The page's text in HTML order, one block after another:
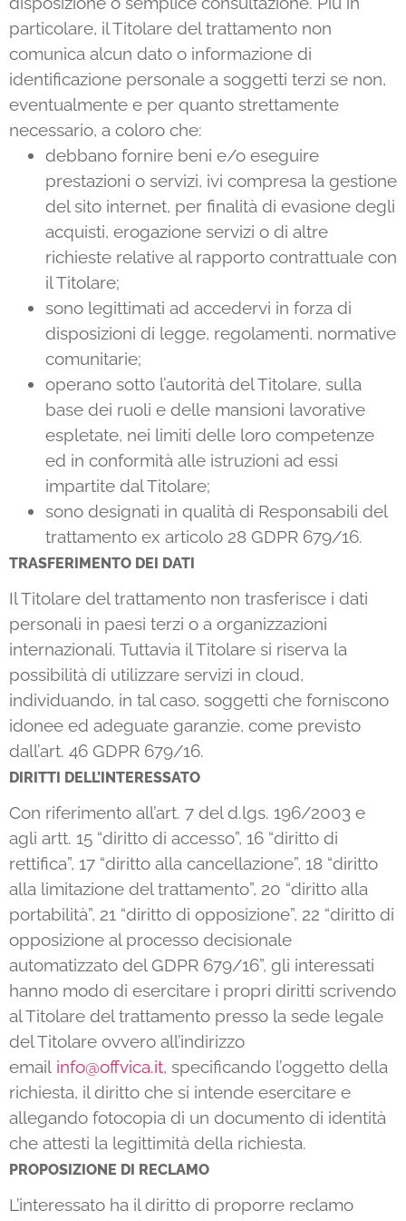
particolare, il Titolare del trattamento non
comunica alcun dato o informazione di
identificazione personale a soggetti terzi se non,
eventualmente e per quanto strettamente
necessario, a coloro che:
debbano fornire beni e/o eseguire
prestazioni o servizi, ivi compresa la gestione
del sito internet, per finalità di evasione degli
acquisti, erogazione servizi o di altre
richieste relative al rapporto contrattuale con
il Titolare;
sono legittimati ad accedervi in forza di
disposizioni di legge, regolamenti, normative
comunitarie;
operano sotto l’autorità del Titolare, sulla
base dei ruoli e delle mansioni lavorative
espletate, nei limiti delle loro competenze
ed in conformità alle istruzioni ad essi
impartite dal Titolare;
sono designati in qualità di Responsabili del
trattamento ex articolo 28 GDPR 679/16.
TRASFERIMENTO DEI DATI
Il Titolare del trattamento non trasferisce i dati
personali in paesi terzi o a organizzazioni
internazionali. Tuttavia il Titolare si riserva la
possibilità di utilizzare servizi in cloud,
individuando, in tal caso, soggetti che forniscono
idonee ed adeguate garanzie, come previsto
dall’art. 46 GDPR 679/16.
DIRITTI DELL’INTERESSATO
Con riferimento all’art. 7 del d.lgs. 196/2003 e
agli artt. 15 “diritto di accesso”, 16 “diritto di
rettifica”, 17 “diritto alla cancellazione”, 18 “diritto
alla limitazione del trattamento”, 20 “diritto alla
portabilità”, 21 “diritto di opposizione”, 22 “diritto di
opposizione al processo decisionale
automatizzato del GDPR 679/16”, gli interessati
hanno modo di esercitare i propri diritti scrivendo
al Titolare del trattamento presso la sede legale
del Titolare ovvero all’indirizzo
email info@offvica.it, specificando l’oggetto della
richiesta, il diritto che si intende esercitare e
allegando fotocopia di un documento di identità
che attesti la legittimità della richiesta.
PROPOSIZIONE DI RECLAMO
L’interessato ha il diritto di proporre reclamo